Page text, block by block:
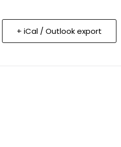
+ iCal / Outlook export